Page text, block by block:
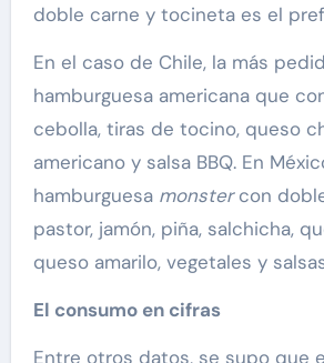
doble carne y tocineta es el
En el caso de Chile, ​​la más
hamburguesa americana que
cebolla, tiras de tocino, queso
americano y salsa BBQ. En
hamburguesa monstercon
pastor, jamón, piña, salchicha,
queso amarilo, vegetales y
El consumo en cifras
Entre otros datos, se supo que